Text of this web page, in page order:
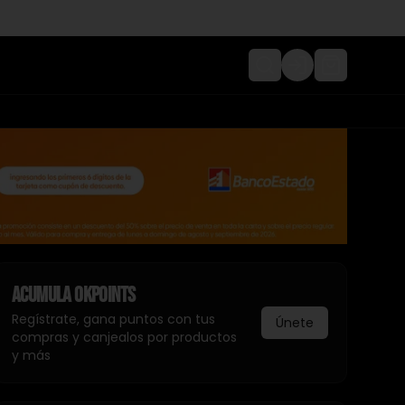
Login
AcumulaOkpoints
Regístrate, gana puntos con tus
compras y canjealos por productos
y más
Únete